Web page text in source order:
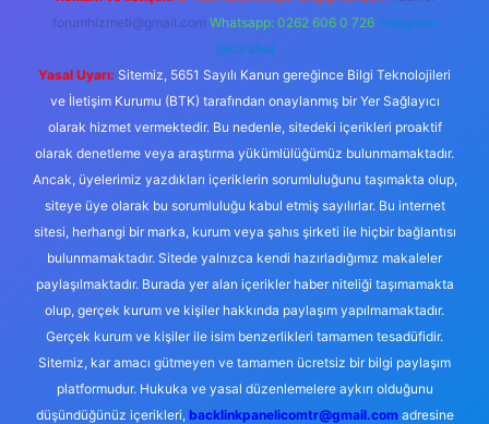
forumhizmeti@gmail.com Whatsapp: 0262 606 0 726 Telegram:
@karabul
Yasal Uyarı: Sitemiz, 5651 Sayılı Kanun gereğince Bilgi Teknolojileri
ve İletişim Kurumu (BTK) tarafından onaylanmış bir Yer Sağlayıcı
olarak hizmet vermektedir. Bu nedenle, sitedeki içerikleri proaktif
olarak denetleme veya araştırma yükümlülüğümüz bulunmamaktadır.
Ancak, üyelerimiz yazdıkları içeriklerin sorumluluğunu taşımakta olup,
siteye üye olarak bu sorumluluğu kabul etmiş sayılırlar. Bu internet
sitesi, herhangi bir marka, kurum veya şahıs şirketi ile hiçbir bağlantısı
bulunmamaktadır. Sitede yalnızca kendi hazırladığımız makaleler
paylaşılmaktadır. Burada yer alan içerikler haber niteliği taşımamakta
olup, gerçek kurum ve kişiler hakkında paylaşım yapılmamaktadır.
Gerçek kurum ve kişiler ile isim benzerlikleri tamamen tesadüfidir.
Sitemiz, kar amacı gütmeyen ve tamamen ücretsiz bir bilgi paylaşım
platformudur. Hukuka ve yasal düzenlemelere aykırı olduğunu
düşündüğünüz içerikleri, backlinkpanelicomtr@gmail.comadresine